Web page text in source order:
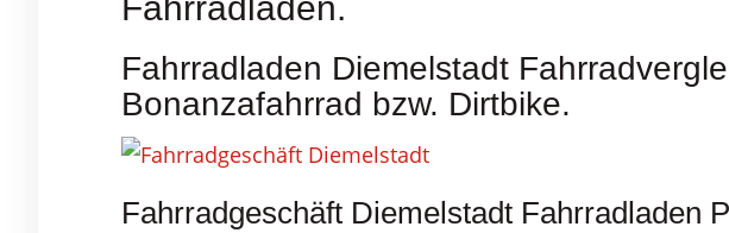
Fahrradladen Diemelstadt
Bonanzafahrrad bzw. Dirtbike.
Fahrradgeschäft Diemelstadt Fahrradladen